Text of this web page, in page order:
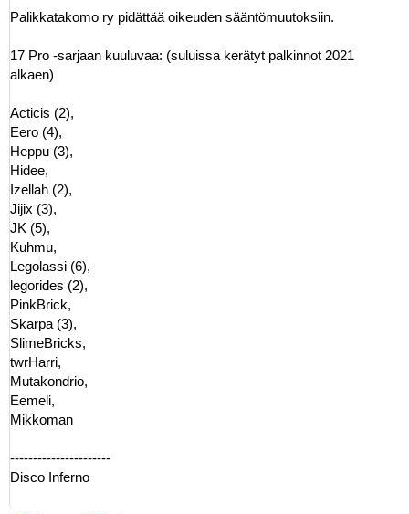
Palikkatakomo ry pidättää oikeuden sääntömuutoksiin.
17 Pro -sarjaan kuuluvaa: (suluissa kerätyt palkinnot 2021
alkaen)
Acticis (2),
Eero (4),
Heppu (3),
Hidee,
Izellah (2),
Jijix (3),
JK (5),
Kuhmu,
Legolassi (6),
legorides (2),
PinkBrick,
Skarpa (3),
SlimeBricks,
twrHarri,
Mutakondrio,
Eemeli,
Mikkoman
----------------------
Disco Inferno